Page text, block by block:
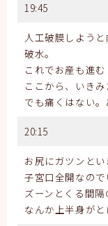
19:45
人工破膜しよう
破水。
これでお産も進
ここから、いきみ
でも痛くはない。
20:15
お尻にガツンとい
子宮口全開なの
ズーンとくる間隔
なんか上半身がと